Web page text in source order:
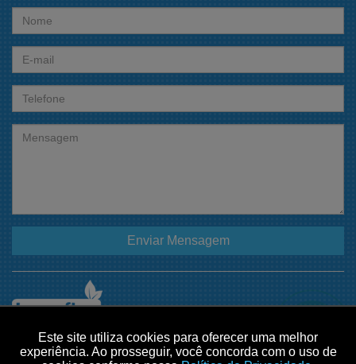
Enviar Mensagem
2002 - 2026 © Lorenflex Industry Todos
os Direitos Reservados
Este site utiliza cookies para oferecer uma melhor
experiência. Ao prosseguir, você concorda com o uso de